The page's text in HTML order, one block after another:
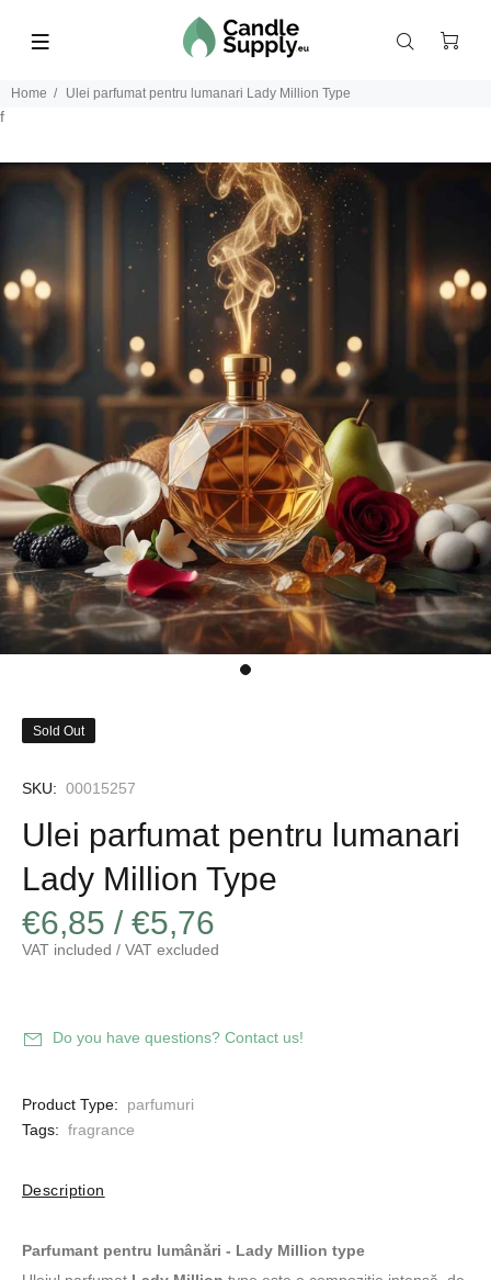
Home Ulei parfumat pentru lumanari Lady Million Type
f
Sold Out
SKU: 00015257
Ulei parfumat pentru lumanari
Lady Million Type
€6,85 / €5,76
VAT included / VAT excluded
Do you have questions? Contact us!
Product Type:
parfumuri
Tags: fragrance
Description
Parfumant pentru lumânări - Lady Million type